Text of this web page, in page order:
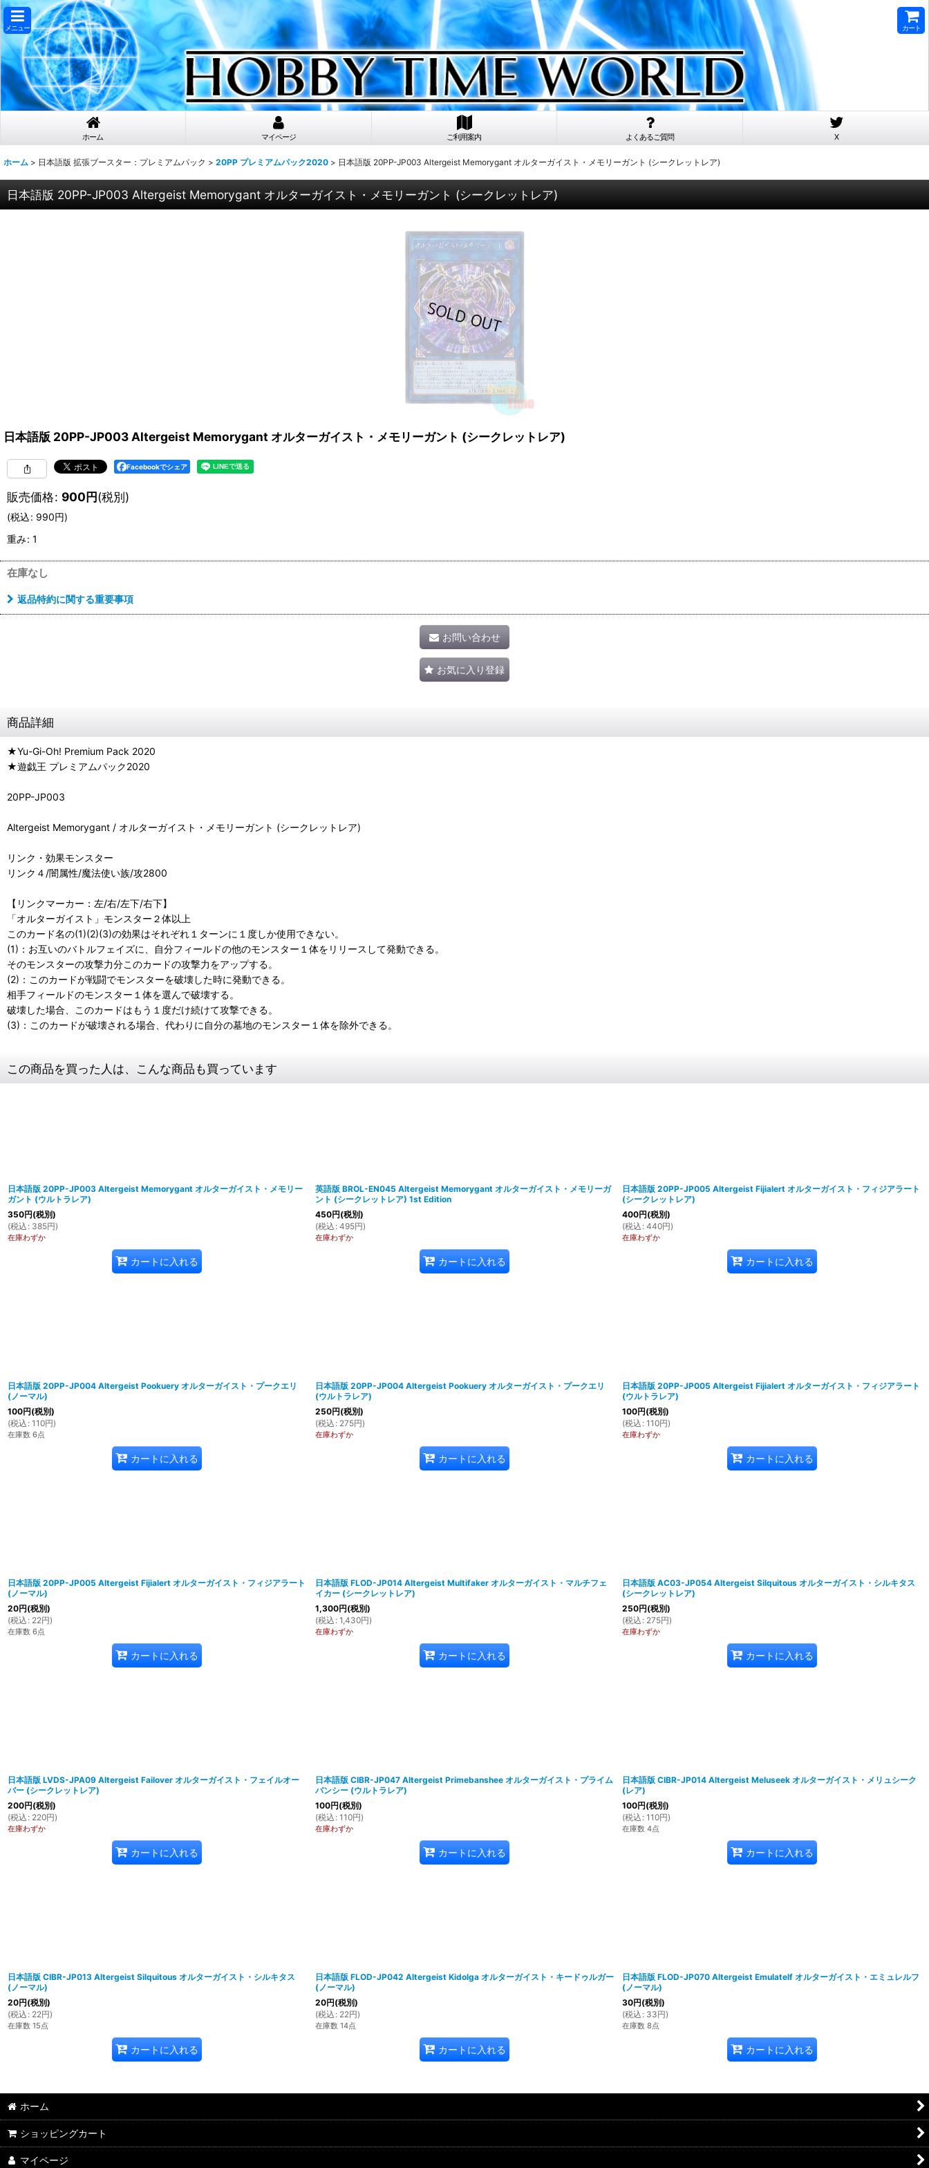
メニュー カート
ホーム マイページ ご利用案内 よくあるご質問 X
ホーム > 日本語版 拡張ブースター：プレミアムパック > 20PP プレミアムパック2020 > 日本語版 20PP-JP003 Altergeist Memorygant オルターガイスト・メモリーガント (シークレットレア)
日本語版 20PP-JP003 Altergeist Memorygant オルターガイスト・メモリーガント (シークレットレア)
日本語版 20PP-JP003 Altergeist Memorygant オルターガイスト・メモリーガント (シークレットレア)
Facebookでシェア
販売価格: 900円(税別)
(税込: 990円)
重み: 1
在庫なし
返品特約に関する重要事項
お問い合わせ
お気に入り登録
商品詳細
★Yu-Gi-Oh! Premium Pack 2020
★遊戯王 プレミアムパック2020
20PP-JP003
Altergeist Memorygant / オルターガイスト・メモリーガント (シークレットレア)
リンク・効果モンスター
リンク４/闇属性/魔法使い族/攻2800
【リンクマーカー：左/右/左下/右下】
「オルターガイスト」モンスター２体以上
このカード名の(1)(2)(3)の効果はそれぞれ１ターンに１度しか使用できない。
(1)：お互いのバトルフェイズに、自分フィールドの他のモンスター１体をリリースして発動できる。
そのモンスターの攻撃力分このカードの攻撃力をアップする。
(2)：このカードが戦闘でモンスターを破壊した時に発動できる。
相手フィールドのモンスター１体を選んで破壊する。
破壊した場合、このカードはもう１度だけ続けて攻撃できる。
(3)：このカードが破壊される場合、代わりに自分の墓地のモンスター１体を除外できる。
この商品を買った人は、こんな商品も買っています
日本語版 20PP-JP003 Altergeist Memorygant オルターガイスト・メモリー
ガント (ウルトラレア)
350円(税別)
(税込 : 385円)
在庫わずか
カートに入れる
英語版 BROL-EN045 Altergeist Memorygant オルターガイスト・メモリーガ
ント (シークレットレア) 1st Edition
450円(税別)
(税込 : 495円)
在庫わずか
カートに入れる
日本語版 20PP-JP005 Altergeist Fijialert オルターガイスト・フィジアラート
(シークレットレア)
400円(税別)
(税込 : 440円)
在庫わずか
カートに入れる
日本語版 20PP-JP004 Altergeist Pookuery オルターガイスト・プークエリ
(ノーマル)
100円(税別)
(税込 : 110円)
在庫数 6点
カートに入れる
日本語版 20PP-JP004 Altergeist Pookuery オルターガイスト・プークエリ
(ウルトラレア)
250円(税別)
(税込 : 275円)
在庫わずか
カートに入れる
日本語版 20PP-JP005 Altergeist Fijialert オルターガイスト・フィジアラート
(ウルトラレア)
100円(税別)
(税込 : 110円)
在庫わずか
カートに入れる
日本語版 20PP-JP005 Altergeist Fijialert オルターガイスト・フィジアラート
(ノーマル)
20円(税別)
(税込 : 22円)
在庫数 6点
カートに入れる
日本語版 FLOD-JP014 Altergeist Multifaker オルターガイスト・マルチフェ
イカー (シークレットレア)
1,300円(税別)
(税込 : 1,430円)
在庫わずか
カートに入れる
日本語版 AC03-JP054 Altergeist Silquitous オルターガイスト・シルキタス
(シークレットレア)
250円(税別)
(税込 : 275円)
在庫わずか
カートに入れる
日本語版 LVDS-JPA09 Altergeist Failover オルターガイスト・フェイルオー
バー (シークレットレア)
200円(税別)
(税込 : 220円)
在庫わずか
カートに入れる
日本語版 CIBR-JP047 Altergeist Primebanshee オルターガイスト・プライム
バンシー (ウルトラレア)
100円(税別)
(税込 : 110円)
在庫わずか
カートに入れる
日本語版 CIBR-JP014 Altergeist Meluseek オルターガイスト・メリュシーク
(レア)
100円(税別)
(税込 : 110円)
在庫数 4点
カートに入れる
日本語版 CIBR-JP013 Altergeist Silquitous オルターガイスト・シルキタス
(ノーマル)
20円(税別)
(税込 : 22円)
在庫数 15点
カートに入れる
日本語版 FLOD-JP042 Altergeist Kidolga オルターガイスト・キードゥルガー
(ノーマル)
20円(税別)
(税込 : 22円)
在庫数 14点
カートに入れる
日本語版 FLOD-JP070 Altergeist Emulatelf オルターガイスト・エミュレルフ
(ノーマル)
30円(税別)
(税込 : 33円)
在庫数 8点
カートに入れる
ホーム
ショッピングカート
マイページ